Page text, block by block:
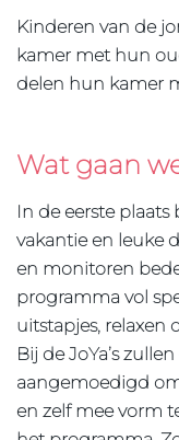
Kinderen van de
kamer met hun
delen hun kamer
Wat gaan
In de eerste
vakantie en leuke
en monitoren
programma vol
uitstapjes, relaxen
Bij de JoYa’s
aangemoedigd
en zelf mee vorm